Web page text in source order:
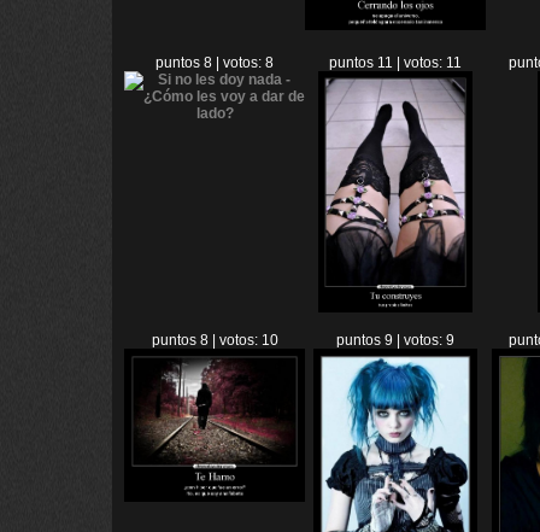
puntos 8 | votos: 8 puntos 11 | votos: 11
puntos 8 | votos: 10 puntos 9 | votos: 9